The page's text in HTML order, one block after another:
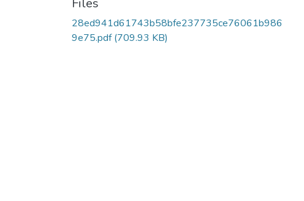
28ed941d61743b58bfe237735ce76061b986
9e75.pdf(709.93 KB)